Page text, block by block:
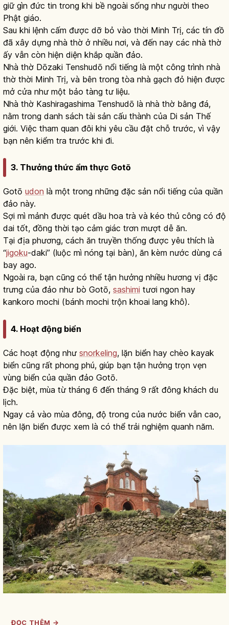
giữ gìn đức tin trong khi bề ngoài sống như người theo
Phật giáo.
Sau khi lệnh cấm được dỡ bỏ vào thời Minh Trị, các tín đồ
đã xây dựng nhà thờ ở nhiều nơi, và đến nay các nhà thờ
ấy vẫn còn hiện diện khắp quần đảo.
Nhà thờ Dōzaki Tenshudō nổi tiếng là một công trình nhà
thờ thời Minh Trị, và bên trong tòa nhà gạch đỏ hiện được
mở cửa như một bảo tàng tư liệu.
Nhà thờ Kashiragashima Tenshudō là nhà thờ bằng đá,
nằm trong danh sách tài sản cấu thành của Di sản Thế
giới. Việc tham quan đôi khi yêu cầu đặt chỗ trước, vì vậy
bạn nên kiểm tra trước khi đi.
3. Thưởng thức ẩm thực Gotō
Gotō udon là một trong những đặc sản nổi tiếng của quần
đảo này.
Sợi mì mảnh được quét dầu hoa trà và kéo thủ công có độ
dai tốt, đồng thời tạo cảm giác trơn mượt dễ ăn.
Tại địa phương, cách ăn truyền thống được yêu thích là
“jigoku-daki” (luộc mì nóng tại bàn), ăn kèm nước dùng cá
bay ago.
Ngoài ra, bạn cũng có thể tận hưởng nhiều hương vị đặc
trưng của đảo như bò Gotō, sashimi tươi ngon hay
kankoro mochi (bánh mochi trộn khoai lang khô).
4. Hoạt động biển
Các hoạt động như snorkeling, lặn biển hay chèo kayak
biển cũng rất phong phú, giúp bạn tận hưởng trọn vẹn
vùng biển của quần đảo Gotō.
Đặc biệt, mùa từ tháng 6 đến tháng 9 rất đông khách du
lịch.
Ngay cả vào mùa đông, độ trong của nước biển vẫn cao,
nên lặn biển được xem là có thể trải nghiệm quanh năm.
ĐỌC THÊM →